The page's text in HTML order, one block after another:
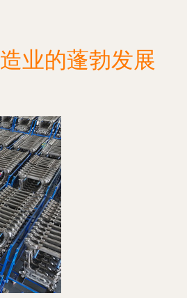
业的蓬勃发展